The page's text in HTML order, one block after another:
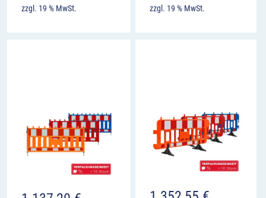
zzgl. 19 % MwSt.
zzgl. 19 % MwSt.